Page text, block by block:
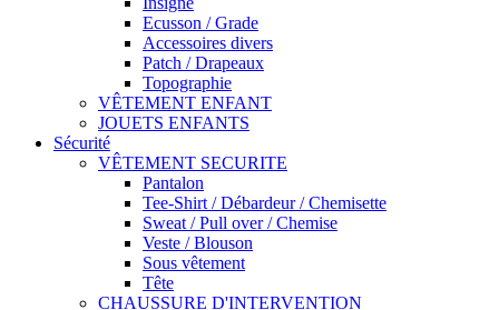
Ecusson / Grade
Accessoires divers
Patch / Drapeaux
Topographie
VÊTEMENT ENFANT
JOUETS ENFANTS
Sécurité
VÊTEMENT SECURITE
Pantalon
Tee-Shirt / Débardeur / Chemisette
Sweat / Pull over / Chemise
Veste / Blouson
Sous vêtement
Tête
CHAUSSURE D'INTERVENTION